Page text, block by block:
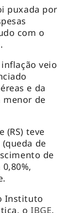
puxada por
com o
veio
e da
de
(RS) teve
de
de
Instituto
oIBGE.